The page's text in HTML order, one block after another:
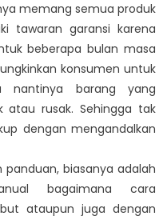
memang semua produk
tawaran garansi karena
beberapa bulan masa
konsumen untuk
nantinya barang yang
rusak. Sehingga tak
dengan mengandalkan
panduan, biasanya adalah
bagaimana cara
ataupun juga dengan